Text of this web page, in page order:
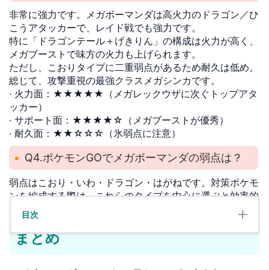
目次
非常に強力です。メガボーマンダは高火力のドラゴン／ひ
こうアタッカーで、レイド戦でも強力です。
特に「ドラゴンテール＋げきりん」の構成は火力が高く、
メガブーストで味方の火力も上げられます。
ただし、こおりタイプに二重弱点があるため耐久は低め。
総じて、攻撃重視の最強クラスメガシンカです。
· 火力面：★★★★★（メガレックウザに次ぐトップアタ
ッカー）
· サポート面：★★★★☆（メガブーストが優秀）
· 耐久面：★★☆☆☆（氷弱点に注意）
Q4.ポケモンGOでメガボーマンダの弱点は？
弱点はこおり・いわ・ドラゴン・はがねです。対策ポケモ
ンを編成する際は、これらのタイプを中心に選ぶと効率的
にダメージを与えられます。
まとめ